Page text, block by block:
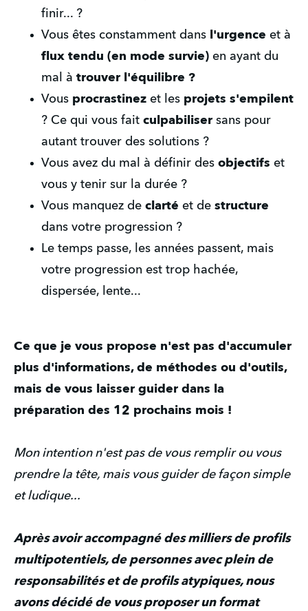
finir... ?
​Vous êtes constamment dans
l'urgence
flux tendu (en mode survie) en ayant du
mal à trouver l'équilibre ?
​Vous procrastinez et les projets s'empilent
? Ce qui vous fait culpabiliser sans pour
autant trouver des solutions ?
​Vous avez du mal à définir des objectifs et
vous y tenir sur la durée ?
​Vous manquez de clarté et de structure
dans votre progression ?
Le temps passe, les années passent, mais
votre progression est trop hachée,
dispersée, lente...
Ce que je vous propose n'est pas d'accumuler
plus d'informations, de méthodes ou d'outils,
mais de vous laisser guider dans la
préparation des 12 prochains mois !
Mon intention n'est pas de vous remplir ou vous
prendre la tête, mais vous guider de façon simple
et ludique...
Après avoir accompagné des milliers de profils
multipotentiels, de personnes avec plein de
responsabilités et de profils atypiques, nous
avons décidé de vous proposer un format